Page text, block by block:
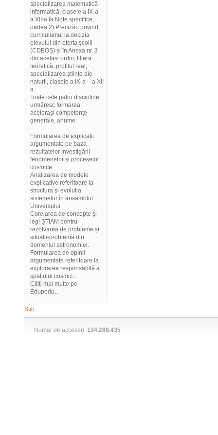
specializarea matematică-
informatică, clasele a IX-a –
a XII-a la Note specifice,
partea 2) Precizări privind
curriculumul la decizia
elevului din oferta școlii
(CDEOȘ) și în Anexa nr. 3
din același ordin, filiera
teoretică, profilul real,
specializarea științe ale
naturii, clasele a IX-a – a XII-
a.
Toate cele patru discipline
urmăresc formarea
acelorași competențe
generale, anume:
Formularea de explicații
argumentate pe baza
rezultatelor investigării
fenomenelor și proceselor
cosmice
Analizarea de modele
explicative referitoare la
structura și evoluția
sistemelor în ansamblul
Universului
Corelarea de concepte și
legi ȘTIAM pentru
rezolvarea de probleme și
situații-problemă din
domeniul astronomiei.
Formularea de opinii
argumentate referitoare la
explorarea responsabilă a
spațiului cosmic...
Citiți mai multe pe
Edupedu...
Stiri
Numar de accesari: 134.288.435